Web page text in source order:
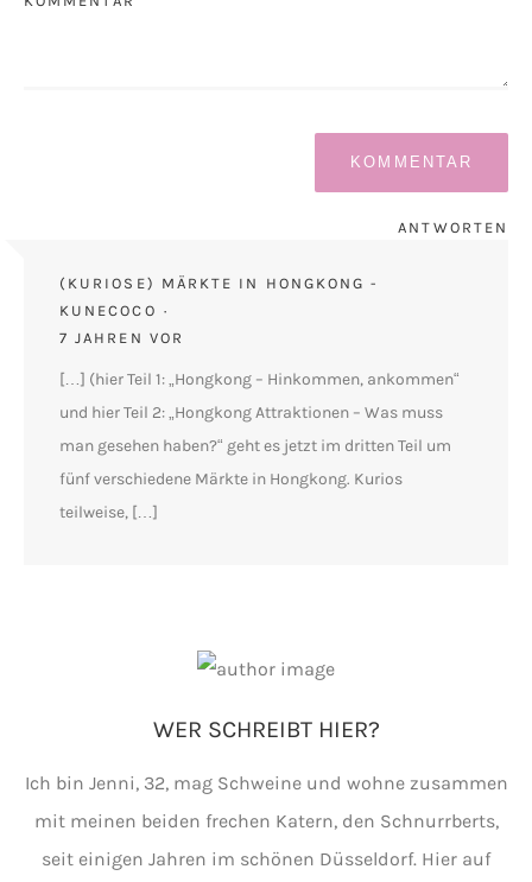
(KURIOSE) MÄRKTE IN HONGKONG -
KUNECOCO
7 JAHREN VOR
ANTWORTEN
[…] (hier Teil 1: „Hongkong – Hinkommen, ankommen“
und hier Teil 2: „Hongkong Attraktionen – Was muss
man gesehen haben?“ geht es jetzt im dritten Teil um
fünf verschiedene Märkte in Hongkong. Kurios
teilweise, […]
WER SCHREIBT HIER?
Ich bin Jenni, 32, mag Schweine und wohne zusammen
mit meinen beiden frechen Katern, den Schnurrberts,
seit einigen Jahren im schönen Düsseldorf. Hier auf